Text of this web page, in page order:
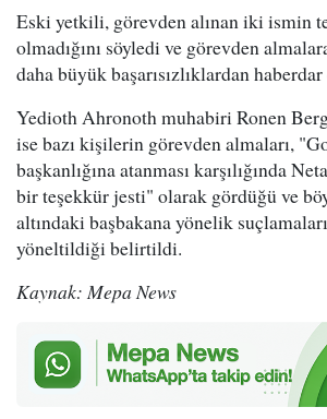
Eski yetkili, görevden alınan iki ismin
olmadığını söyledi ve görevden
daha büyük başarısızlıklardan
Yedioth Ahronoth muhabiri Ronen
ise bazı kişilerin görevden almaları,
başkanlığına atanması karşılığında
bir teşekkür jesti" olarak gördüğü ve
altındaki başbakana yönelik
yöneltildiği belirtildi.
Kaynak: Mepa News